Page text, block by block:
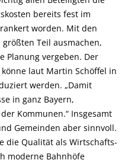
bereits fest im
worden. Mit den
Teil ausmachen,
Planung vergeben. Der
laut Martin Schöffel in
werden. „Damit
in ganz Bayern,
Kommunen.“ Insgesamt
Gemeinden aber sinnvoll.
die Qualität als Wirtschafts-
moderne Bahnhöfe